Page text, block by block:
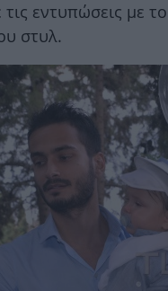
εντυπώσεις με το
στυλ.